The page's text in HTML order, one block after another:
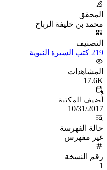
المحقق
محمد بن خليفة الرباح
التصنيف
219 كتب السيرة النبوية
المشاهدات
17.6K
أُضيف للمكتبة
10/31/2017
حالة الفهرسة
غير مفهرس
رقم النسخة
1